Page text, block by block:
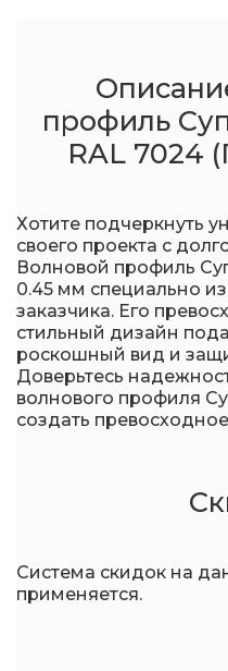
профиль
RAL 7024
Хотите подчеркнуть
своего проекта с
Волновой профиль
0.45 мм специально
заказчика. Его
стильный дизайн
роскошный вид и
Доверьтесь
волнового профиля
создать
Система скидок на
применяется.